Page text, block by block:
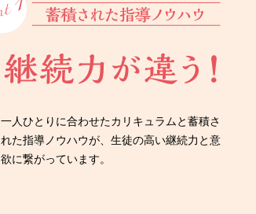
一人ひとりに合わせたカリキュラムと蓄積さ
れた指導ノウハウが、生徒の高い継続力と意
欲に繋がっています。